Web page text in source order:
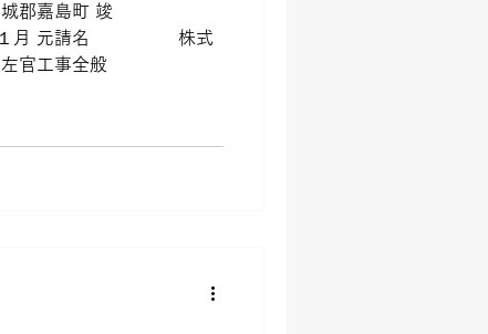
嘉島町 竣
月 元請名 株式
工事全般